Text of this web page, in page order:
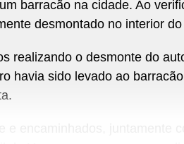
barracão na cidade. Ao
desmontado no interior
realizando o desmonte do
havia sido levado ao